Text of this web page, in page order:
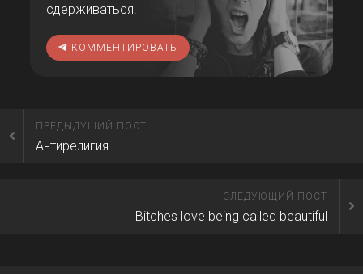
сдерживаться.
КОММЕНТИРОВАТЬ
ПРЕДЫДУЩИЙ ПОСТ
Антирелигия
СЛЕДУЮЩИЙ ПОСТ
Bitches love being called beautiful